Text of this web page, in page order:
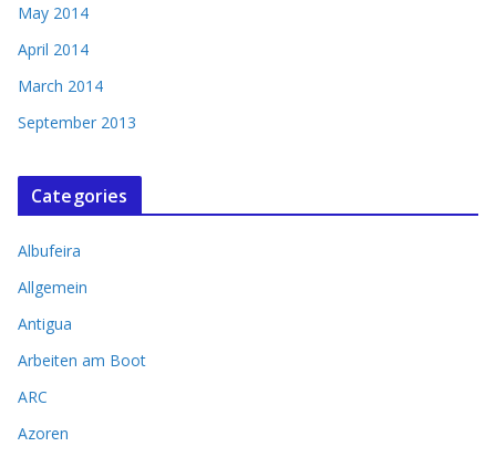
May 2014
April 2014
March 2014
September 2013
Categories
Albufeira
Allgemein
Antigua
Arbeiten am Boot
ARC
Azoren